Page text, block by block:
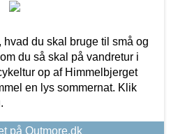
hvad du skal bruge til små og
du så skal på vandretur i
op af Himmelbjerget
en lys sommernat. Klik
på Outmore.dk